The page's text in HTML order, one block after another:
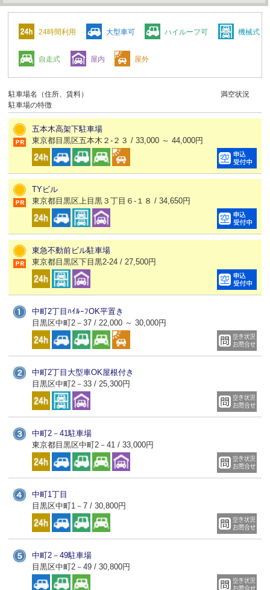
24時間利用 大型車可 ハイルーフ可 機械式
自走式 屋内 屋外
駐車場名（住所、賃料）
駐車場の特徴
満空状況
五本木高架下駐車場
東京都目黒区五本木２-２３ / 33,000 ～ 44,000円
TYビル
東京都目黒区上目黒３丁目６-１８ / 34,650円
東急不動前ビル駐車場
東京都目黒区下目黒2-24 / 27,500円
中町2丁目ﾊｲﾙｰﾌOK平置き
目黒区中町2－37 / 22,000 ～ 30,000円
中町2丁目大型車OK屋根付き
目黒区中町2－33 / 25,300円
中町2－41駐車場
東京都目黒区中町2－41 / 33,000円
中町1丁目
目黒区中町1－7 / 30,800円
中町2－49駐車場
目黒区中町2－49 / 30,800円